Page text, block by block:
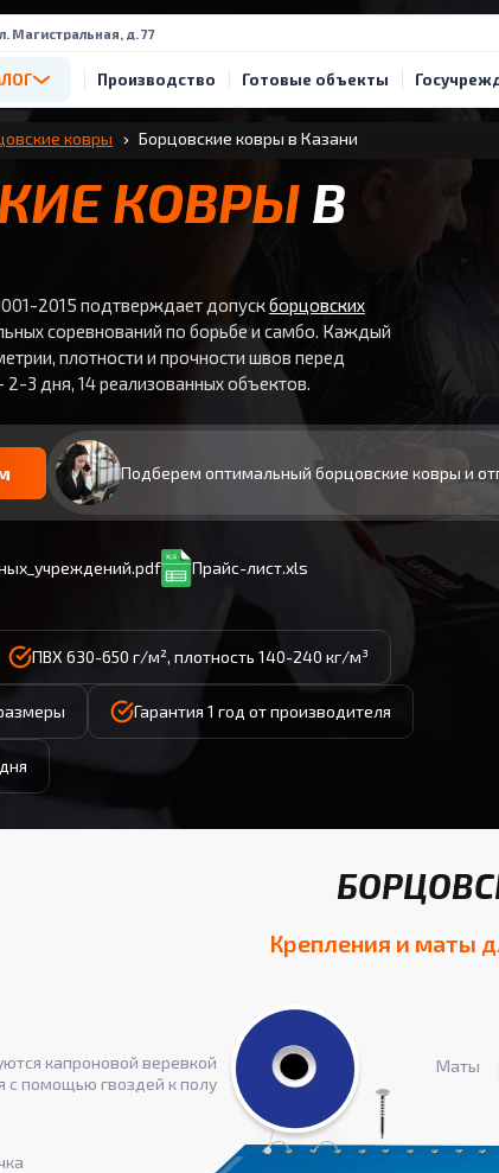
Магистральная, д. 77
Производство Готовые объекты
ковры Борцовские ковры в Казани
КОВРЫ В
2015 подтверждает допускборцовских
соревнований по борьбе и самбо. Каждый
плотности и прочности швов перед
2-3 дня, 14 реализованных объектов.
Подберем оптимальный борцовские ковры и
Прайс-лист.xls
ПВХ 630-650 г/м², плотность 140-240 кг/м³
Гарантия 1 год от производителя
Крепления и маты
капроновой веревкой
с помощью гвоздей к полу
Маты